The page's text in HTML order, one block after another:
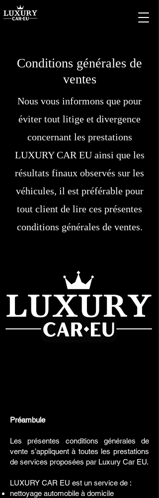
Conditions générales de
ventes
Nous vous informons que pour
éviter tout litige et divergence
concernant les prestations
LUXURY CAR EU ainsi que les
résultats finaux observés sur les
véhicules, il est préférable pour
tout client de lire ces présentes
conditions générales de ventes.
Préambule
Les présentes conditions générales de
vente s’appliquent à toutes les prestations
de services proposées par Luxury Car EU.
LUXURY CAR EU est un service de :
nettoyage automobile à domicile